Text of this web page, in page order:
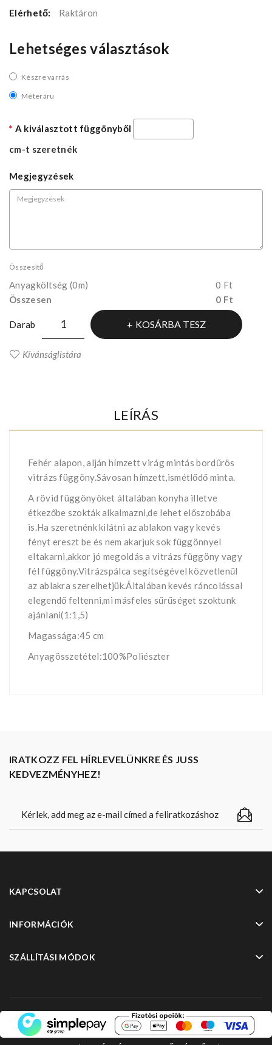
Elérhető:
Raktáron
Lehetséges választások
Készre varrás
Méteráru
A kiválasztott függönyből
cm-t szeretnék
Megjegyzések
Összesítő
Anyagköltség (0m)
0 Ft
Összesen
0 Ft
Darab KOSÁRBA TESZ
Kívánságlistára
LEÍRÁS
Fehér alapon, alján hímzett virág mintás bordűrös
vitrázs függöny.Sávosan hímzett,ismétlődő minta.
A rövid függönyöket általában konyha illetve
étkezőbe szokták alkalmazni,de lehet előszobába
is.Ha szeretnénk kilátni az ablakon vagy kevés
fényt ereszt be és nem akarjuk sok függönnyel
eltakarni,akkor jó megoldás a vitrázs függöny vagy
fél függöny.Vitrázspálca segítségével közvetlenűl
az ablakra szerelhetjük.Általában kevés ráncolással
elegendő feltenni,mi másfeles sűrűséget szoktunk
ajánlani(1:1,5)
Magassága:45 cm
Anyagösszetétel:100%Poliészter
IRATKOZZ FEL HÍRLEVELÜNKRE ÉS JUSS
KEDVEZMÉNYHEZ!
KAPCSOLAT
INFORMÁCIÓK
SZÁLLÍTÁSI MÓDOK